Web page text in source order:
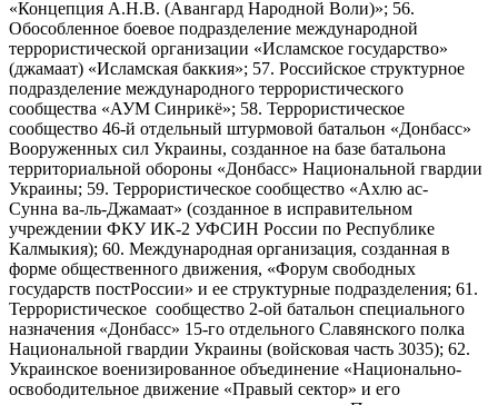
«Концепция А.Н.В. (Авангард Народной Воли)»; 56.
Обособленное боевое подразделение международной
террористической организации «Исламское государство»
(джамаат) «Исламская баккия»; 57. Российское структурное
подразделение международного террористического
сообщества «АУМ Синрикё»; 58. Террористическое
сообщество 46-й отдельный штурмовой батальон «Донбасс»
Вооруженных сил Украины, созданное на базе батальона
территориальной обороны «Донбасс» Национальной гвардии
Украины; 59. Террористическое сообщество «Ахлю ас-
Сунна ва-ль-Джамаат» (созданное в исправительном
учреждении ФКУ ИК-2 УФСИН России по Республике
Калмыкия); 60. Международная организация, созданная в
форме общественного движения, «Форум свободных
государств постРоссии» и ее структурные подразделения; 61.
Террористическое сообщество 2-ой батальон специального
назначения «Донбасс» 15-го отдельного Славянского полка
Национальной гвардии Украины (войсковая часть 3035); 62.
Украинское военизированное объединение «Национально-
освободительное движение «Правый сектор» и его